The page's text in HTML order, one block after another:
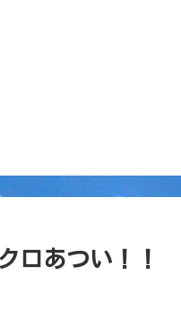
ロあつい！